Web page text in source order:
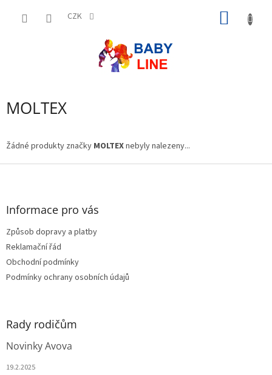
CZK
MOLTEX
Žádné produkty značky MOLTEXnebyly nalezeny...
Z
Informace pro vás
Způsob dopravy a platby
Reklamační řád
Obchodní podmínky
Podmínky ochrany osobních údajů
Rady rodičům
Novinky Avova
19.2.2025